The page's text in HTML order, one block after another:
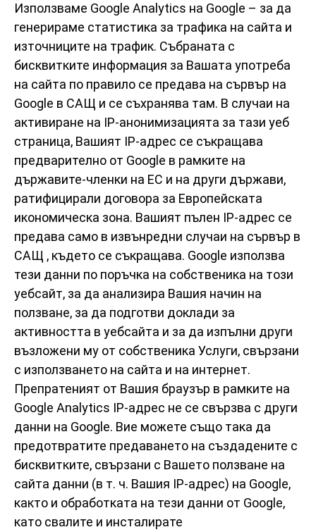
Използваме Google Analytics на Google – за да
генерираме статистика за трафика на сайта и
източниците на трафик. Събраната с
бисквитките информация за Вашата употреба
на сайта по правило се предава на сървър на
Google в САЩ и се съхранява там. В случаи на
активиране на IP-анонимизацията за тази уеб
страница, Вашият IP-адрес се съкращава
предварително от Google в рамките на
държавите-членки на ЕС и на други държави,
ратифицирали договора за Европейската
икономическа зона. Вашият пълен IP-адрес се
предава само в извънредни случаи на сървър в
САЩ , където се съкращава. Google използва
тези данни по поръчка на собственика на този
уебсайт, за да анализира Вашия начин на
ползване, за да подготви доклади за
активността в уебсайта и за да изпълни други
възложени му от собственика Услуги, свързани
с използването на сайта и на интернет.
Препратеният от Вашия браузър в рамките на
Google Analytics IP-адрес не се свързва с други
данни на Google. Вие можете също така да
предотвратите предаването на създадените с
бисквитките, свързани с Вашето ползване на
сайта данни (в т. ч. Вашия IP-адрес) на Google,
както и обработката на тези данни от Google,
като свалите и инсталирате